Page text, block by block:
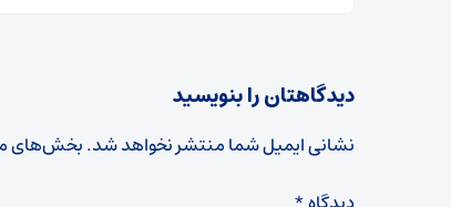
دیدگاهتان را بنویسید
نشانی ایمیل شما منتشر نخواهد شد.بخش‌های